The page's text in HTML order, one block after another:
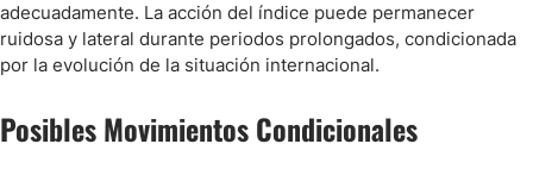
adecuadamente. La acción del índice puede permanecer
ruidosa y lateral durante periodos prolongados, condicionada
por la evolución de la situación internacional.
Posibles Movimientos Condicionales